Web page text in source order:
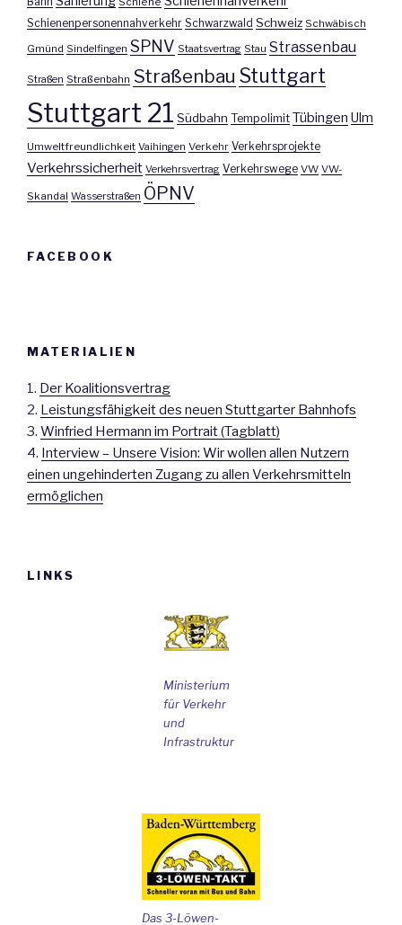
Schienenpersonennahverkehr Schwarzwald Schweiz Schwäbisch
Gmünd Sindelfingen SPNV Staatsvertrag Stau Strassenbau
Straßen Straßenbahn Straßenbau Stuttgart
Stuttgart 21 Südbahn Tempolimit Tübingen Ulm
Umweltfreundlichkeit Vaihingen Verkehr Verkehrsprojekte
Verkehrssicherheit Verkehrsvertrag Verkehrswege VW VW-
Skandal Wasserstraßen ÖPNV
FACEBOOK
MATERIALIEN
1. Der Koalitionsvertrag
2. Leistungsfähigkeit des neuen Stuttgarter Bahnhofs
3. Winfried Hermann im Portrait (Tagblatt)
4. Interview – Unsere Vision: Wir wollen allen Nutzern
einen ungehinderten Zugang zu allen Verkehrsmitteln
ermöglichen
LINKS
Ministerium
für Verkehr
und
Infrastruktur
Das 3-Löwen-